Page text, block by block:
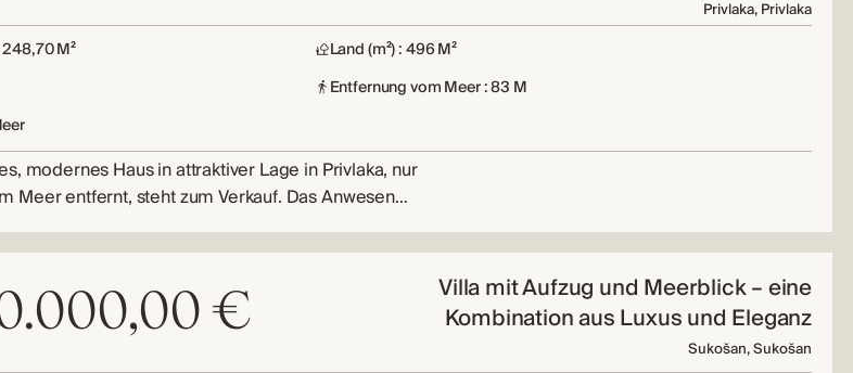
Privlaka, Privlaka
M²
Land (m²) : 496 M²
Entfernung vom Meer : 83 M
modernes Haus in attraktiver Lage in Privlaka, nur
Meer entfernt, steht zum Verkauf. Das Anwesen…
€
Villa mit Aufzug und Meerblick – eine
Kombination aus Luxus und Eleganz
Sukošan, Sukošan